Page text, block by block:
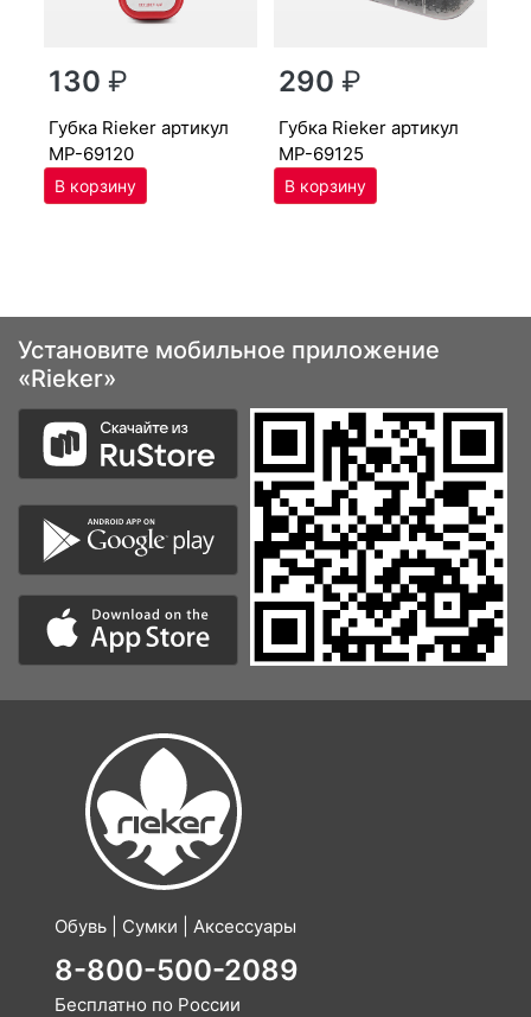
130₽
губ­ка Ri­eker артикул
MP-69120
290₽
губ­ка Ri­eker артикул
MP-69125
Установите мобильное приложение
«Rieker»
Обувь | Сумки | Аксессуары
8-800-500-2089
Бесплатно по России